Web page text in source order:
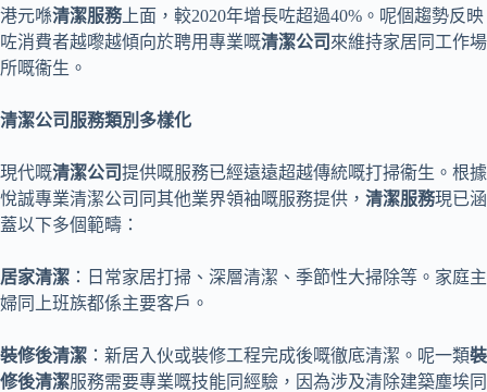
港元喺清潔服務上面，較2020年增長咗超過40%。呢個趨勢反映
咗消費者越嚟越傾向於聘用專業嘅清潔公司 來維持家居同工作場
所嘅衞生。
清潔公司服務類別多樣化
現代嘅清潔公司提供嘅服務已經遠遠超越傳統嘅打掃衞生。根據
悅誠專業清潔公司同其他業界領袖嘅服務提供， 清潔服務現已涵
蓋以下多個範疇：
居家清潔 ：日常家居打掃、深層清潔、季節性大掃除等。家庭主
婦同上班族都係主要客戶。
裝修後清潔 ：新居入伙或裝修工程完成後嘅徹底清潔。呢一類裝
修後清潔服務需要專業嘅技能同經驗，因為涉及清除建築塵埃同